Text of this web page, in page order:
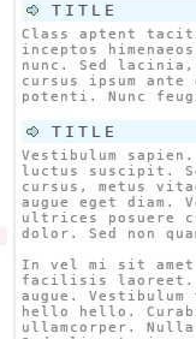
TITLE
Class aptent
inceptos
nunc. Sed
cursus ipsum
potenti. Nunc
TITLE
Vestibulum
luctus suscipit.
cursus, metus
augue eget diam.
ultrices posuere
dolor. Sed non
In vel mi sit amet
facilisis laoreet.
augue.
hello hello.
ullamcorper.